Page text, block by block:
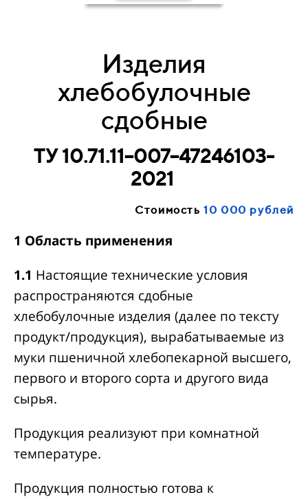
Изделия
хлебобулочные
сдобные
ТУ 10.71.11–007–47246103-
2021
Стоимость10 000 рублей
1 Область применения
1.1 Настоящие технические условия
распространяются сдобные
хлебобулочные изделия (далее по тексту
продукт/продукция), вырабатываемые из
муки пшеничной хлебопекарной высшего,
первого и второго сорта и другого вида
сырья.
Продукция реализуют при комнатной
температуре.
Продукция полностью готова к